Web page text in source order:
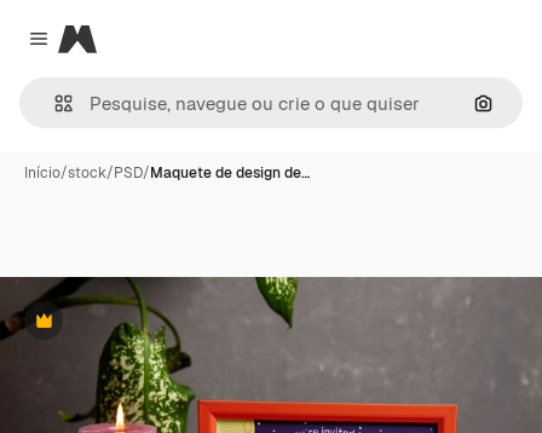
Close menu
Magnific
Início/stock/PSD/Maquete de design de…
Premium